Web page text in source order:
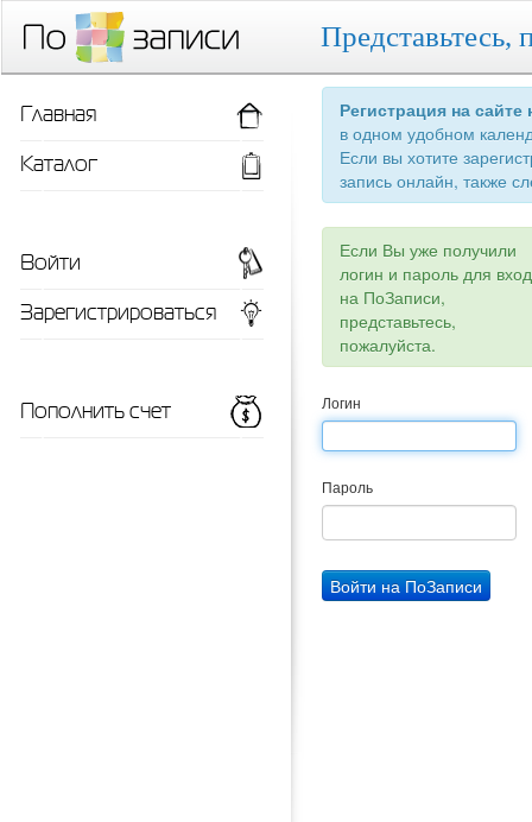
Представьтесь,
Регистрация на
в одном удобном
Если вы хотите
запись онлайн, также
Если Вы уже получили
логин и пароль для
на ПоЗаписи,
представьтесь,
пожалуйста.
Логин
Пароль
Главная
Каталог
Войти
Зарегистрироваться
Пополнить счет